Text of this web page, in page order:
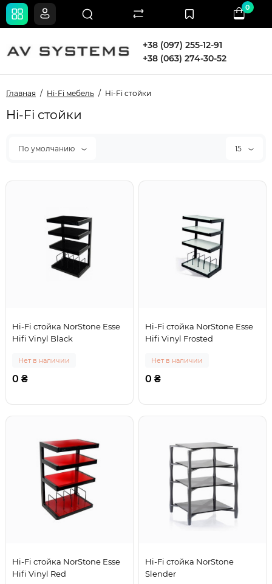
+38 (097) 255-12-91
+38 (063) 274-30-52
0
Главная Hi-Fi мебель Hi-Fi стойки
Hi-Fi стойки
По умолчанию 15
Hi-Fi стойка NorStone Esse
Hifi Vinyl Black
Нет в наличии
0 ₴
Hi-Fi стойка NorStone Esse
Hifi Vinyl Frosted
Нет в наличии
0 ₴
Hi-Fi стойка NorStone Esse
Hifi Vinyl Red
Hi-Fi стойка NorStone
Slender